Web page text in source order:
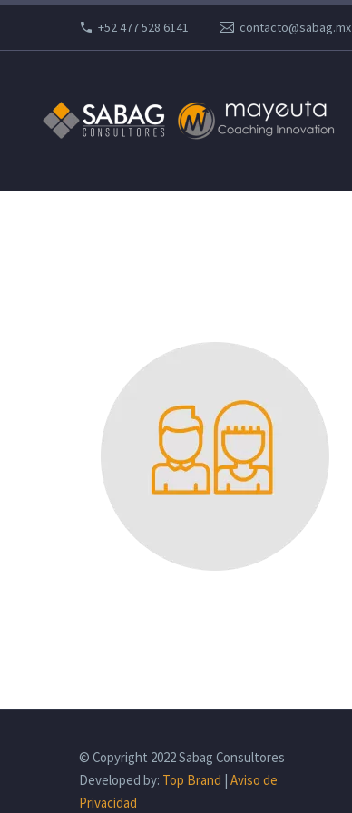
+52 477 528 6141 contacto@sabag.mx
© Copyright 2022 Sabag Consultores
Developed by: Top Brand | Aviso de
Privacidad